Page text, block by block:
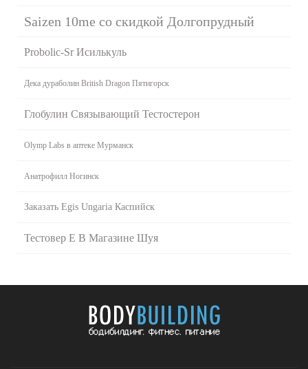
Saizen 10me со скидкой Долгопрудный
Probolic-Sr Исилькуль
Дека дураболин British Dragon Пятигорск
Глобулин Связывающий Тестостерон
Olymp Labs в аптеке Мурманск
Анатрофилл Ногинск
Заказать Egis Ungaria Каспийск
Тестовер Е В Магазине Шуя